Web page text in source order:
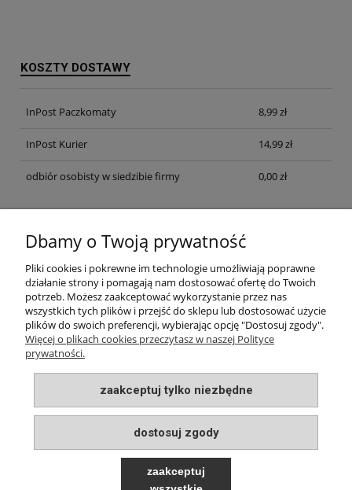
KOSZTY DOSTAWY
InPost Paczkomaty 8,99 zł
InPost Kurier 14,99 zł
odbiór osobisty w siedzibie firmy 0,00 zł
INFORMACJE
MOJE KONTO
O NAS
Dbamy o Twoją prywatność
Pliki cookies i pokrewne im technologie umożliwiają poprawne
działanie strony i pomagają nam dostosować ofertę do Twoich
potrzeb. Możesz zaakceptować wykorzystanie przez nas
wszystkich tych plików i przejść do sklepu lub dostosować użycie
plików do swoich preferencji, wybierając opcję "Dostosuj zgody".
Więcej o plikach cookies przeczytasz w naszej Polityce
prywatności.
zaakceptuj tylko niezbędne
dostosuj zgody
zaakceptuj